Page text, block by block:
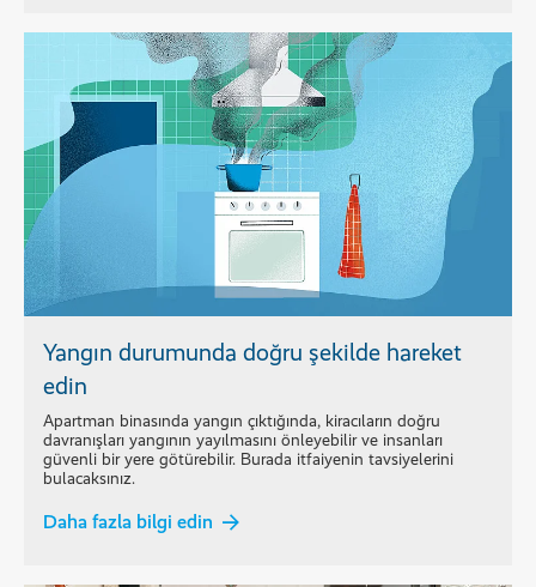
Yangın durumunda doğru şekilde hareket
edin
Apartman binasında yangın çıktığında, kiracıların doğru
davranışları yangının yayılmasını önleyebilir ve insanları
güvenli bir yere götürebilir. Burada itfaiyenin tavsiyelerini
bulacaksınız.
Daha fazla bilgi edin